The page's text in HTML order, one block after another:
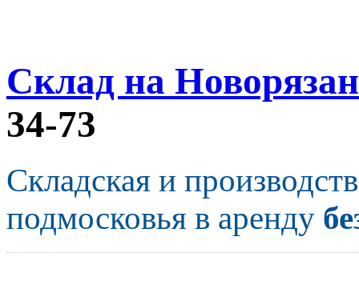
Склад на
34-73
Складская и
подмосковья в аренду